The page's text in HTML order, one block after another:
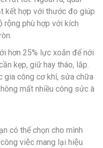
kết hợp với thước đo giúp
rộng phù hợp với kích
hơn 25% lực xoắn để nới
kẹp, giữ hay tháo, lắp.
gia công cơ khí, sửa chữa
mất nhiều công sức à
có thể chọn cho mình
việc mang lại hiệu